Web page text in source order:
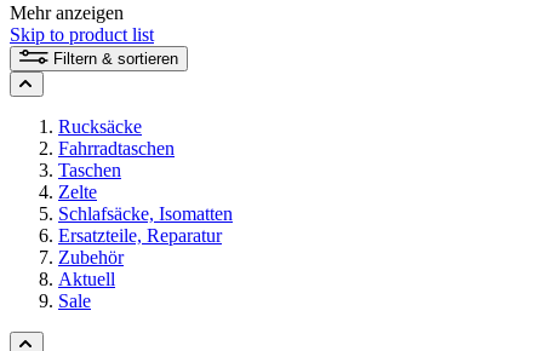
ferne Länder bereist oder mit dem Daypack zur Arbeit pendelst. Bei
VAUDE im Shop findest du nachhaltig und fair produzierte
Outdoor-Ausrüstung für alle Abenteuer.
Mehr anzeigen
Skip to product list
Filtern & sortieren
Rucksäcke
Fahrradtaschen
Taschen
Zelte
Schlafsäcke, Isomatten
Ersatzteile, Reparatur
Zubehör
Aktuell
Sale